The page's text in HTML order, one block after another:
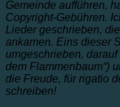
Gemeinde aufführen,
Copyright-Gebühren.
Lieder geschrieben,
ankamen. Eins dieser
umgeschrieben,
dem Flammenbaum“)
die Freude, für rigatio
schreiben!